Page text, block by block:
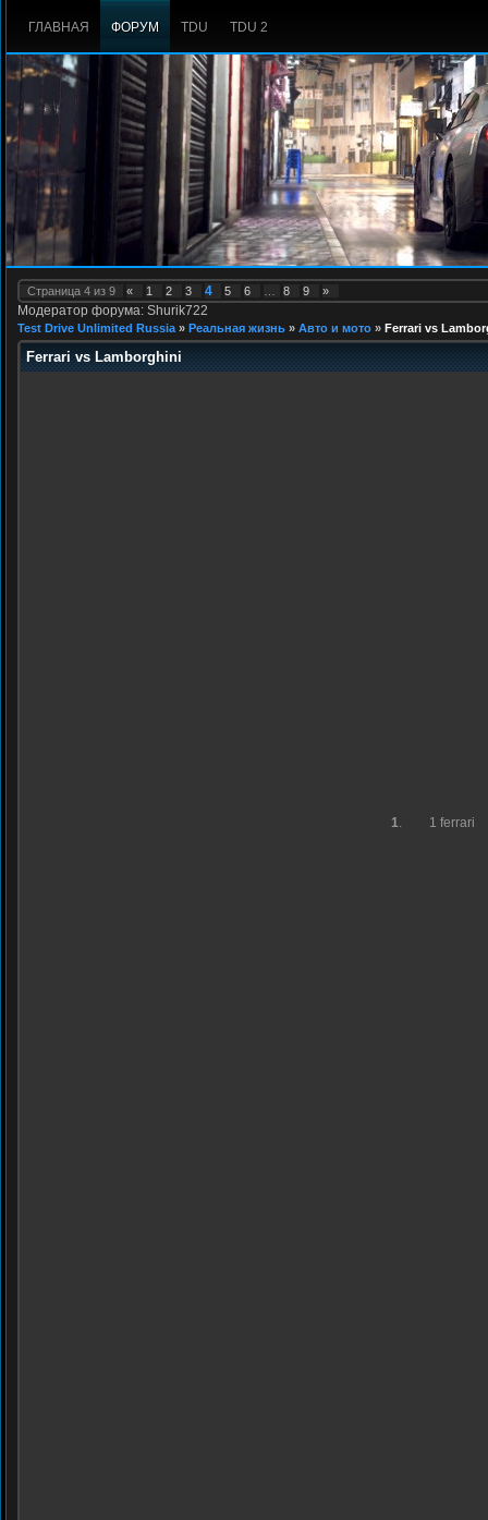
ГЛАВНАЯ ФОРУМ TDU TDU 2
Страница 4 из 9 « 1 2 3 4 5 6 8 9 »
Модератор форума: Shurik722
Test Drive Unlimited Russia » Реальная жизнь » Авто и мото » Ferrari vs
Ferrari vs Lamborghini
1. 1 ferrari